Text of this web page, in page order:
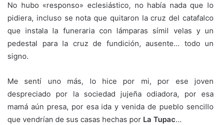
No hubo «responso» eclesiástico, no había nada que lo
pidiera, incluso se nota que quitaron la cruz del catafalco
que instala la funeraria con lámparas símil velas y un
pedestal para la cruz de fundición, ausente… todo un
signo.
Me sentí uno más, lo hice por mi, por ese joven
despreciado por la sociedad jujeña odiadora, por esa
mamá aún presa, por esa ida y venida de pueblo sencillo
que vendrían de sus casas hechas por La Tupac…